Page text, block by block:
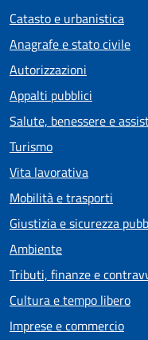
Catasto e urbanistica
Anagrafe e stato civile
Autorizzazioni
Appalti pubblici
Salute, benessere e
Turismo
Vita lavorativa
Mobilità e trasporti
Giustizia e sicurezza
Ambiente
Tributi, finanze e
Cultura e tempo libero
Imprese e commercio